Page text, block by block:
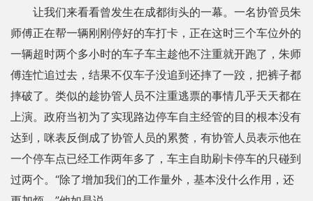
让我们来看看曾发生在成都街头的一幕。一名协管员朱
师傅正在帮一辆刚刚停好的车打卡，正在这时三个车位外的
一辆超时两个多小时的车子车主趁他不注重就开跑了，朱师
傅连忙追过去，结果不仅车子没追到还摔了一跤，把裤子都
摔破了。类似的趁协管人员不注重逃票的事情几乎天天都在
上演。政府当初为了实现路边停车自主经管的目的根本没有
达到，咪表反倒成了协管人员的累赘，有协管人员表示他在
一个停车点已经工作两年多了，车主自助刷卡停车的只碰到
过两个。“除了增加我们的工作量外，基本没什么作用，还